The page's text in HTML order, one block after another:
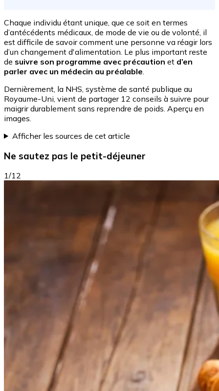
Chaque individu étant unique, que ce soit en termes
d’antécédents médicaux, de mode de vie ou de volonté, il
est difficile de savoir comment une personne va réagir lors
d’un changement d'alimentation. Le plus important reste
de suivre son programme avec précaution et d’en
parler avec un médecin au préalable
Dernièrement, la NHS, système de santé publique au
Royaume-Uni, vient de partager 12 conseils à suivre pour
maigrir durablement sans reprendre de poids. Aperçu en
images.
Afficher les sources de cet article
Ne sautez pas le petit-déjeuner
1/12